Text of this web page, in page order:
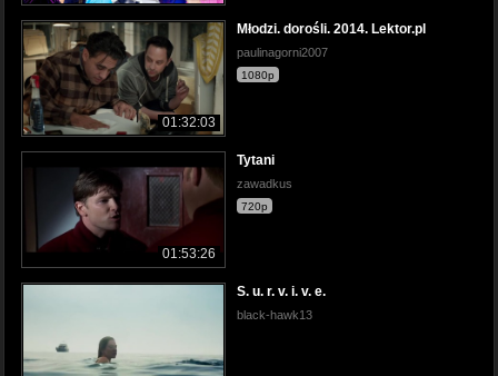
01:32:03
Młodzi. dorośli. 2014. Lektor.pl
paulinagorni2007
1080p
01:53:26
Tytani
zawadkus
720p
S. u. r. v. i. v. e.
black-hawk13